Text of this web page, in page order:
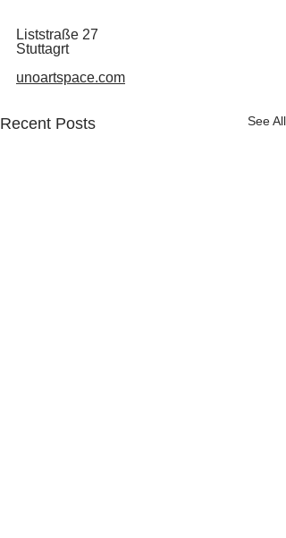
Liststraße 27
Stuttagrt
unoartspace.com
Recent Posts See All